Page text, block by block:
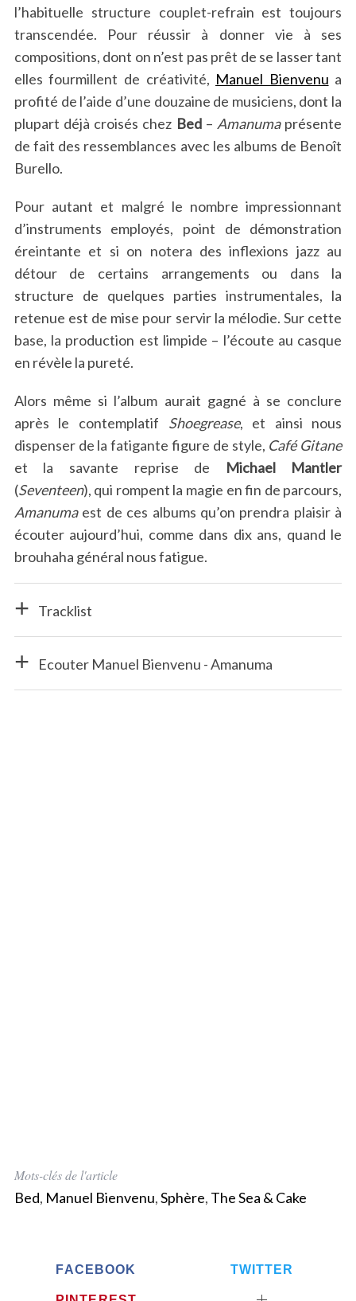
l’habituelle structure couplet-refrain est toujours
transcendée. Pour réussir à donner vie à ses
compositions, dont on n’est pas prêt de se lasser tant
elles fourmillent de créativité, Manuel Bienvenu a
profité de l’aide d’une douzaine de musiciens, dont la
plupart déjà croisés chez Bed– Amanumaprésente
de fait des ressemblances avec les albums de Benoît
Burello.
Pour autant et malgré le nombre impressionnant
d’instruments employés, point de démonstration
éreintante et si on notera des inflexions jazz au
détour de certains arrangements ou dans la
structure de quelques parties instrumentales, la
retenue est de mise pour servir la mélodie. Sur cette
base, la production est limpide – l’écoute au casque
en révèle la pureté.
Alors même si l’album aurait gagné à se conclure
après le contemplatif Shoegrease, et ainsi nous
dispenser de la fatigante figure de style, Café Gitane
et la savante reprise de
Michael Mantler
(Seventeen), qui rompent la magie en fin de parcours,
Amanumaest de ces albums qu’on prendra plaisir à
écouter aujourd’hui, comme dans dix ans, quand le
brouhaha général nous fatigue.
Tracklist
Ecouter Manuel Bienvenu - Amanuma
Mots-clés de l'article
Bed, Manuel Bienvenu,Sphère, The Sea & Cake
FACEBOOK TWITTER